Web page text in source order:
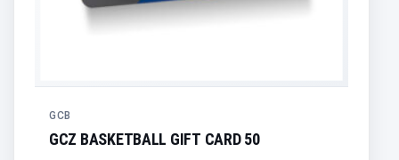
GCB
GCZ BASKETBALL GIFT CARD 50